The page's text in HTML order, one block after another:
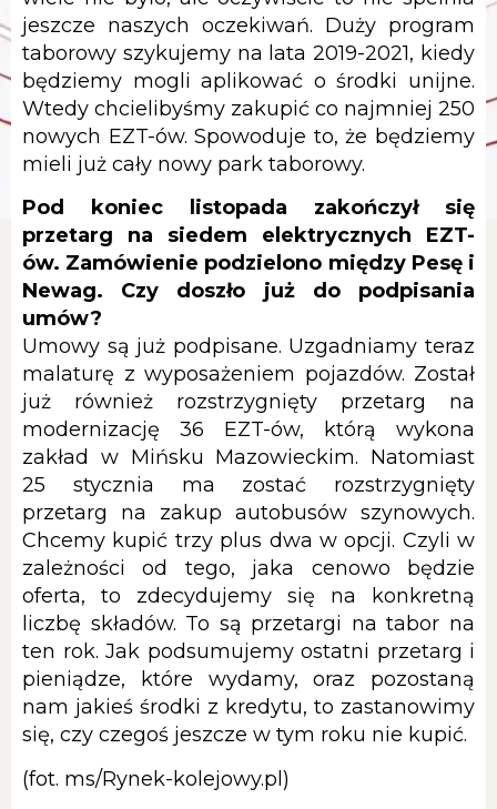
jeszcze naszych oczekiwań. Duży program
taborowy szykujemy na lata 2019-2021, kiedy
będziemy mogli aplikować o środki unijne.
Wtedy chcielibyśmy zakupić co najmniej 250
nowych EZT-ów. Spowoduje to, że będziemy
mieli już cały nowy park taborowy.
Pod koniec listopada zakończył się
przetarg na siedem elektrycznych EZT-
ów. Zamówienie podzielono między Pesę i
Newag. Czy doszło już do podpisania
umów?
Umowy są już podpisane. Uzgadniamy teraz
malaturę z wyposażeniem pojazdów. Został
już również rozstrzygnięty przetarg na
modernizację 36 EZT-ów, którą wykona
zakład w Mińsku Mazowieckim. Natomiast
25 stycznia ma zostać rozstrzygnięty
przetarg na zakup autobusów szynowych.
Chcemy kupić trzy plus dwa w opcji. Czyli w
zależności od tego, jaka cenowo będzie
oferta, to zdecydujemy się na konkretną
liczbę składów. To są przetargi na tabor na
ten rok. Jak podsumujemy ostatni przetarg i
pieniądze, które wydamy, oraz pozostaną
nam jakieś środki z kredytu, to zastanowimy
się, czy czegoś jeszcze w tym roku nie kupić.
(fot. ms/Rynek-kolejowy.pl)